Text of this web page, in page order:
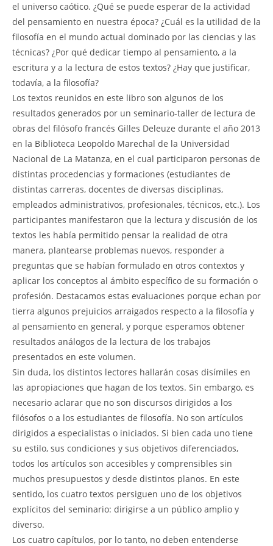
el universo caótico. ¿Qué se puede esperar de la actividad
del pensamiento en nuestra época? ¿Cuál es la utilidad de la
filosofía en el mundo actual dominado por las ciencias y las
técnicas? ¿Por qué dedicar tiempo al pensamiento, a la
escritura y a la lectura de estos textos? ¿Hay que justificar,
todavía, a la filosofía?
Los textos reunidos en este libro son algunos de los
resultados generados por un seminario-taller de lectura de
obras del filósofo francés Gilles Deleuze durante el año 2013
en la Biblioteca Leopoldo Marechal de la Universidad
Nacional de La Matanza, en el cual participaron personas de
distintas procedencias y formaciones (estudiantes de
distintas carreras, docentes de diversas disciplinas,
empleados administrativos, profesionales, técnicos, etc.). Los
participantes manifestaron que la lectura y discusión de los
textos les había permitido pensar la realidad de otra
manera, plantearse problemas nuevos, responder a
preguntas que se habían formulado en otros contextos y
aplicar los conceptos al ámbito específico de su formación o
profesión. Destacamos estas evaluaciones porque echan por
tierra algunos prejuicios arraigados respecto a la filosofía y
al pensamiento en general, y porque esperamos obtener
resultados análogos de la lectura de los trabajos
presentados en este volumen.
Sin duda, los distintos lectores hallarán cosas disímiles en
las apropiaciones que hagan de los textos. Sin embargo, es
necesario aclarar que no son discursos dirigidos a los
filósofos o a los estudiantes de filosofía. No son artículos
dirigidos a especialistas o iniciados. Si bien cada uno tiene
su estilo, sus condiciones y sus objetivos diferenciados,
todos los artículos son accesibles y comprensibles sin
muchos presupuestos y desde distintos planos. En este
sentido, los cuatro textos persiguen uno de los objetivos
explícitos del seminario: dirigirse a un público amplio y
diverso.
Los cuatro capítulos, por lo tanto, no deben entenderse